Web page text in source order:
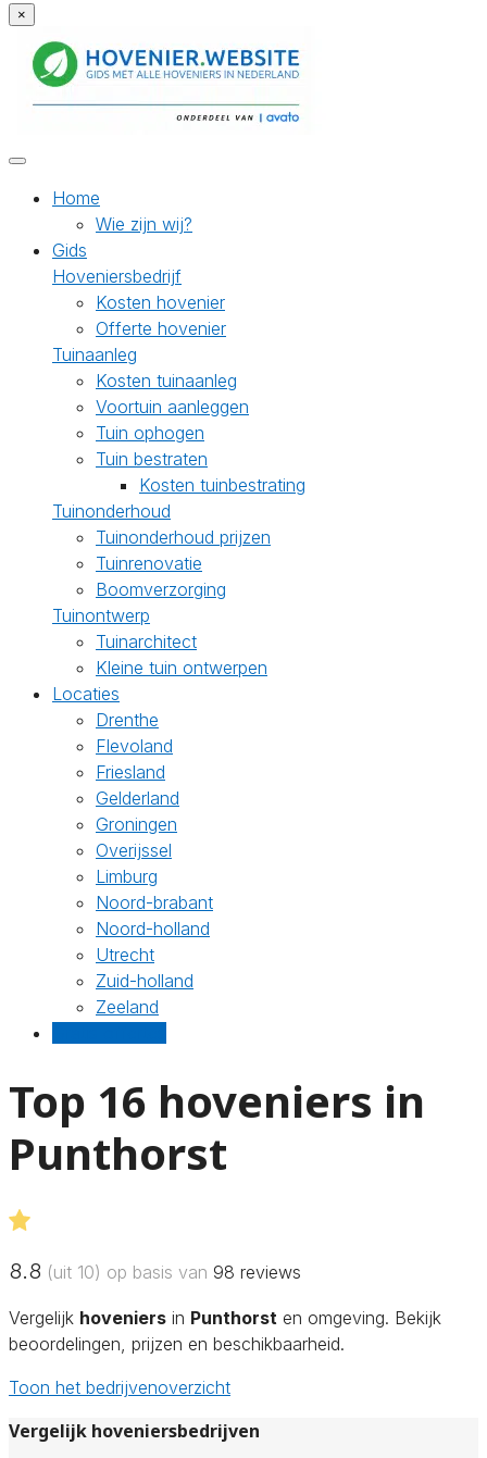
×
Home
Wie zijn wij?
Gids
Hoveniersbedrijf
Kosten hovenier
Offerte hovenier
Tuinaanleg
Kosten tuinaanleg
Voortuin aanleggen
Tuin ophogen
Tuin bestraten
Kosten tuinbestrating
Tuinonderhoud
Tuinonderhoud prijzen
Tuinrenovatie
Boomverzorging
Tuinontwerp
Tuinarchitect
Kleine tuin ontwerpen
Locaties
Drenthe
Flevoland
Friesland
Gelderland
Groningen
Overijssel
Limburg
Noord-brabant
Noord-holland
Utrecht
Zuid-holland
Zeeland
Top 16 hoveniers in
Punthorst
8.8 (uit 10) op basis van 98 reviews
Vergelijk hoveniers in Punthorst en omgeving. Bekijk
beoordelingen, prijzen en beschikbaarheid.
Toon het bedrijvenoverzicht
Vergelijk hoveniersbedrijven